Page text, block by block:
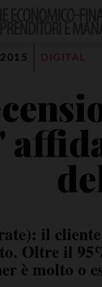
DIGITAL
il cliente
Oltre il
è molto o